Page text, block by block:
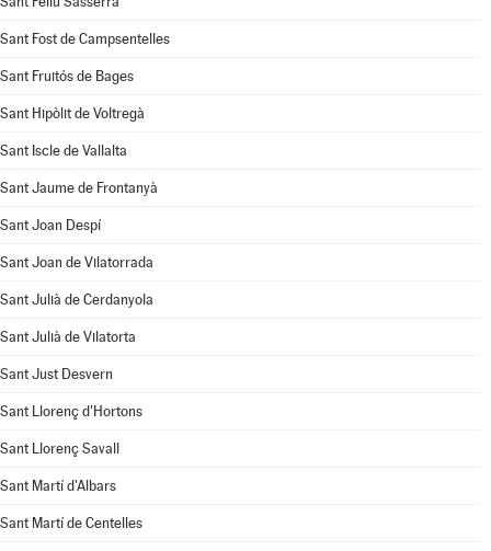
Sant Fost de Campsentelles
Sant Fruitós de Bages
Sant Hipòlit de Voltregà
Sant Iscle de Vallalta
Sant Jaume de Frontanyà
Sant Joan Despí
Sant Joan de Vilatorrada
Sant Julià de Cerdanyola
Sant Julià de Vilatorta
Sant Just Desvern
Sant Llorenç d'Hortons
Sant Llorenç Savall
Sant Martí d'Albars
Sant Martí de Centelles